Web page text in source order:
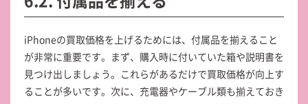
iPhoneの買取価格を上げるためには、付属品を揃えること
が非常に重要です。まず、購入時に付いていた箱や説明書を
見つけ出しましょう。これらがあるだけで買取価格が向上す
ることが多いです。次に、充電器やケーブル類も揃えておき